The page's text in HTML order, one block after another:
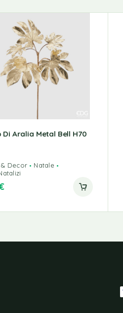
Di Aralia Metal Bell H70
Decor
Natale